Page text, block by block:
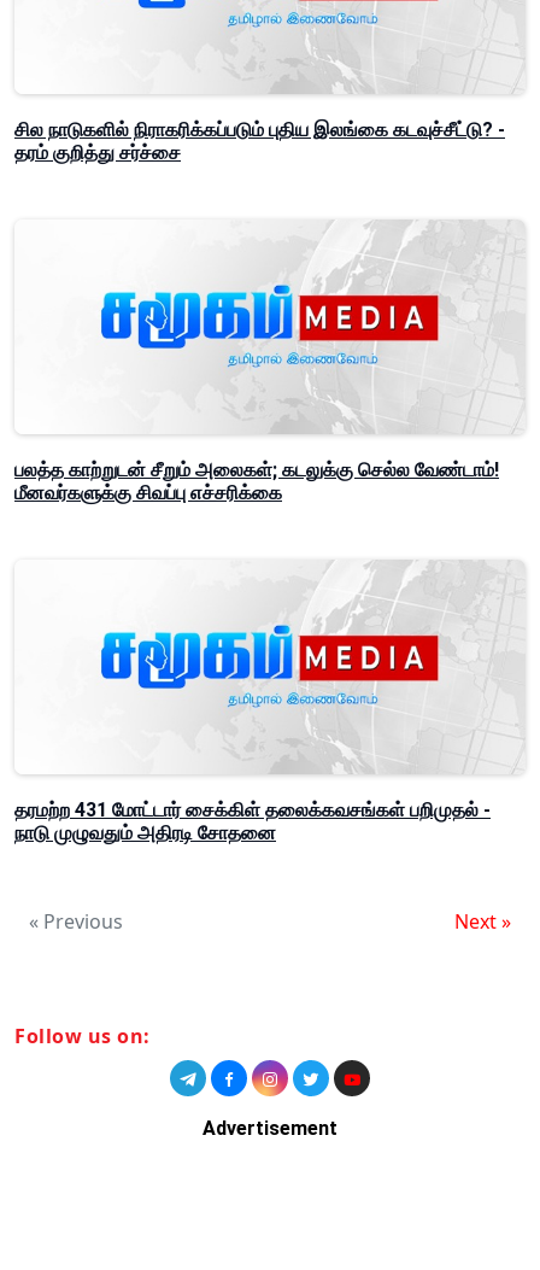
சில நாடுகளில் நிராகரிக்கப்படும் புதிய இலங்கை கடவுச்சீட்டு? -
தரம் குறித்து சர்ச்சை
பலத்த காற்றுடன் சீறும் அலைகள்; கடலுக்கு செல்ல வேண்டாம்!
மீனவர்களுக்கு சிவப்பு எச்சரிக்கை
தரமற்ற 431 மோட்டார் சைக்கிள் தலைக்கவசங்கள் பறிமுதல் -
நாடு முழுவதும் அதிரடி சோதனை
« Previous Next »
Follow us on:
Advertisement